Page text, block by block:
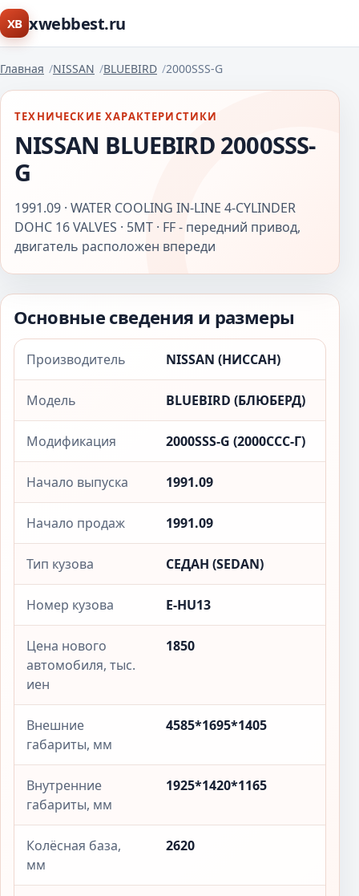
XB xwebbest.ru
Главная NISSAN BLUEBIRD 2000SSS-G
ТЕХНИЧЕСКИЕ ХАРАКТЕРИСТИКИ
NISSAN BLUEBIRD 2000SSS-
G
1991.09 · WATER COOLING IN-LINE 4-CYLINDER
DOHC 16 VALVES · 5MT · FF - передний привод,
двигатель расположен впереди
Основные сведения и размеры
Производитель NISSAN (НИССАН)
Модель BLUEBIRD (БЛЮБЕРД)
Модификация 2000SSS-G (2000ССС-Г)
Начало выпуска 1991.09
Начало продаж 1991.09
Тип кузова СЕДАН (SEDAN)
Номер кузова E-HU13
Цена нового
автомобиля, тыс.
иен
1850
Внешние
габариты, мм
4585*1695*1405
Внутренние
габариты, мм
1925*1420*1165
Колёсная база,
мм
2620